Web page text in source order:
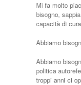
Mi fa molto
bisogno,
capacità di
Abbiamo
Abbiamo
politica
troppi anni ci